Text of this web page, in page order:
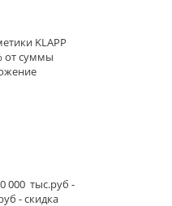
KLAPP
от суммы
000 тыс.руб -
- скидка